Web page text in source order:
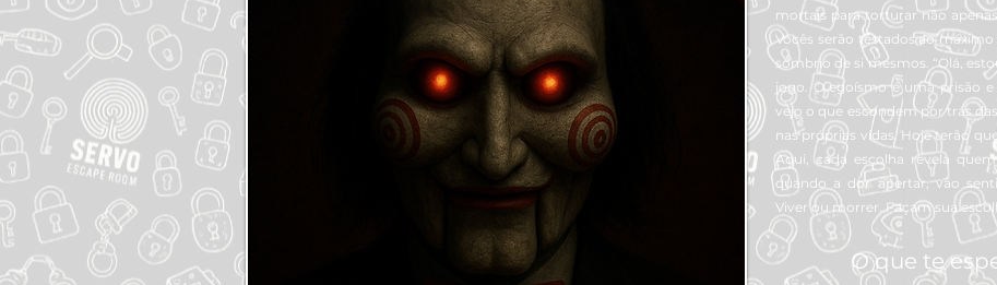
mortais para torturar não
Vocês serão testados ao
sombrio de si mesmos. “Olá,
jogo. O egoísmo é uma prisão
vejo o que escondem por trás
nas próprias vidas. Hoje terão
Aqui, cada escolha revela
quando a dor apertar, vão
Viver ou morrer. Façam sua
O que te